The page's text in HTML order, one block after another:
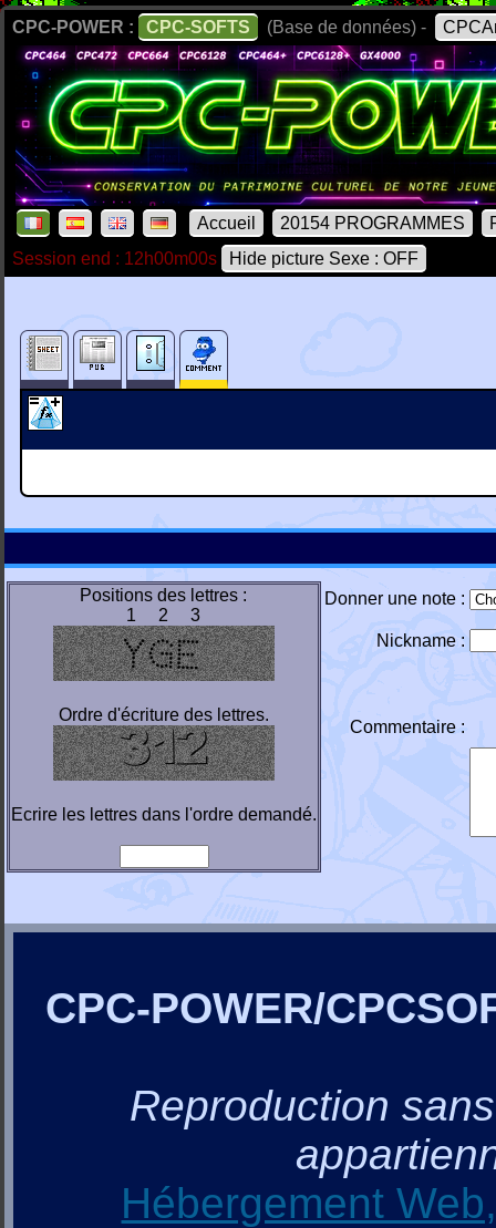
CPC-POWER : CPC-SOFTS (Base de données) -
Accueil 20154 PROGRAMMES
Session end : 12h00m00s
Hide picture Sexe : OFF
Positions des lettres :
1 2 3
Ordre d'écriture des lettres.
Ecrire les lettres dans l'ordre demandé.
Donner une note :
Nickname :
Commentaire :
CPC-POWER/
Reproduction
Hébergement